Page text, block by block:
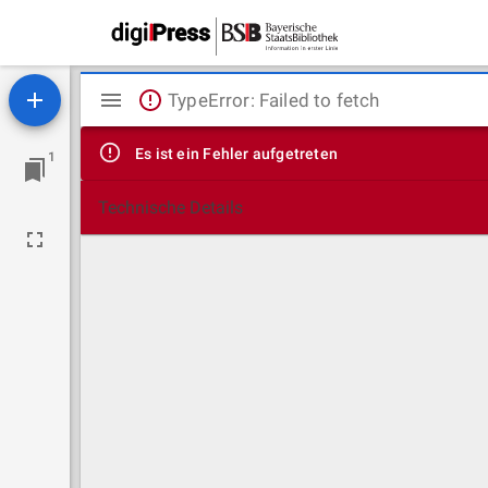
1
Mirador
Viewer
TypeError: Failed to fetch
Es ist ein Fehler aufgetreten
Technische Details